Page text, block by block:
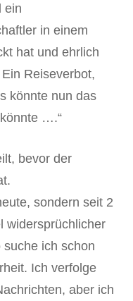
ein
in einem
hat und ehrlich
Reiseverbot,
könnte nun das
….“
bevor der
sondern seit 2
widersprüchlicher
ich schon
Ich verfolge
aber ich